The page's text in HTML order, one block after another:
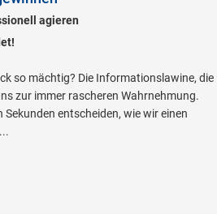
agieren
so mächtig? Die Informationslawine, die
zur immer rascheren Wahrnehmung.
entscheiden, wie wir einen